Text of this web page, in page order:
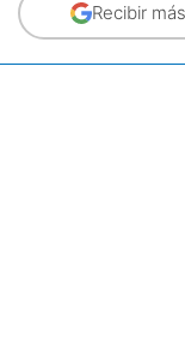
Recibir